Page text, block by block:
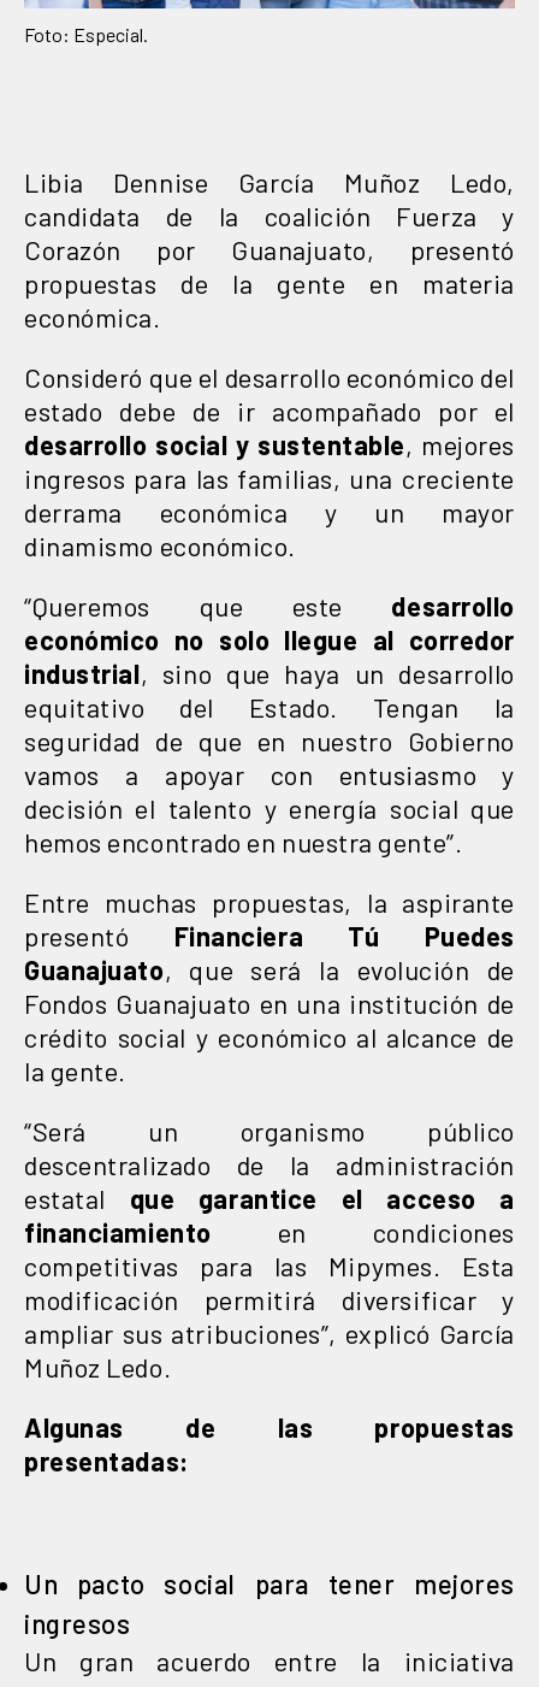
Foto: Especial.
Libia Dennise García Muñoz Ledo,
candidata de la coalición Fuerza y
Corazón por Guanajuato, presentó
propuestas de la gente en materia
económica.
Consideró que el desarrollo económico del
estado debe de ir acompañado por el
desarrollo social y sustentable, mejores
ingresos para las familias, una creciente
derrama económica y un mayor
dinamismo económico.
“Queremos que este desarrollo
económico no solo llegue al corredor
industrial, sino que haya un desarrollo
equitativo del Estado. Tengan la
seguridad de que en nuestro Gobierno
vamos a apoyar con entusiasmo y
decisión el talento y energía social que
hemos encontrado en nuestra gente”.
Entre muchas propuestas, la aspirante
presentó Financiera Tú Puedes
Guanajuato, que será la evolución de
Fondos Guanajuato en una institución de
crédito social y económico al alcance de
la gente.
“Será un organismo público
descentralizado de la administración
estatal que garantice el acceso a
financiamiento en condiciones
competitivas para las Mipymes. Esta
modificación permitirá diversificar y
ampliar sus atribuciones”, explicó García
Muñoz Ledo.
Algunas de las propuestas
presentadas:
Un pacto social para tener mejores
ingresos
Un gran acuerdo entre la iniciativa